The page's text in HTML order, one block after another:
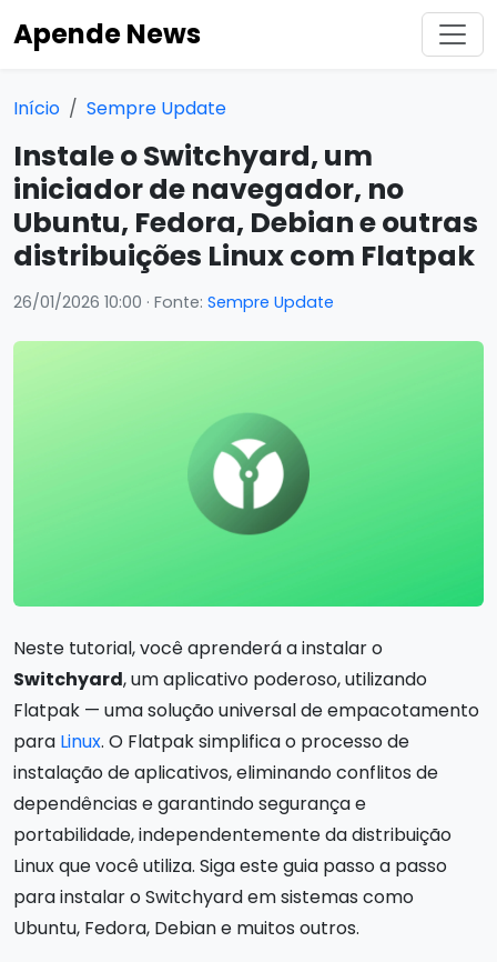
Apende News
Início Sempre Update
Instale o Switchyard, um
iniciador de navegador, no
Ubuntu, Fedora, Debian e outras
distribuições Linux com Flatpak
26/01/2026 10:00 · Fonte: Sempre Update
Neste tutorial, você aprenderá a instalar o
Switchyard, um aplicativo poderoso, utilizando
Flatpak — uma solução universal de empacotamento
para Linux. O Flatpak simplifica o processo de
instalação de aplicativos, eliminando conflitos de
dependências e garantindo segurança e
portabilidade, independentemente da distribuição
Linux que você utiliza. Siga este guia passo a passo
para instalar o Switchyard em sistemas como
Ubuntu, Fedora, Debian e muitos outros.